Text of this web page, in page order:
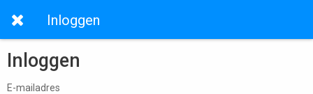
Inloggen
Inloggen
E-mailadres